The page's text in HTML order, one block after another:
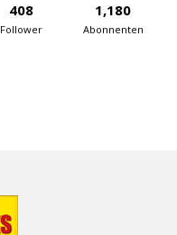
408
Follower
1,180
Abonnenten